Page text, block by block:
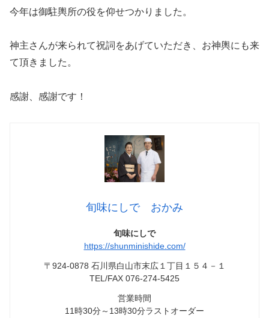
今年は御駐輿所の役を仰せつかりました。
神主さんが来られて祝詞をあげていただき、お神輿にも来
て頂きました。
感謝、感謝です！
旬味にしで おかみ
旬味にしで
https://shunminishide.com/
〒924-0878 石川県白山市末広１丁目１５４－１
TEL/FAX 076-274-5425
営業時間
11時30分～13時30分ラストオーダー